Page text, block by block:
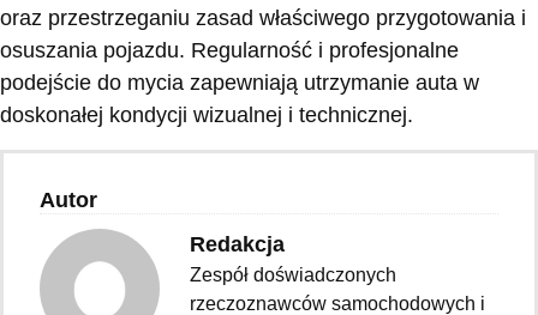
oraz przestrzeganiu zasad właściwego przygotowania i
osuszania pojazdu. Regularność i profesjonalne
podejście do mycia zapewniają utrzymanie auta w
doskonałej kondycji wizualnej i technicznej.
Autor
Redakcja
Zespół doświadczonych
rzeczoznawców samochodowych i